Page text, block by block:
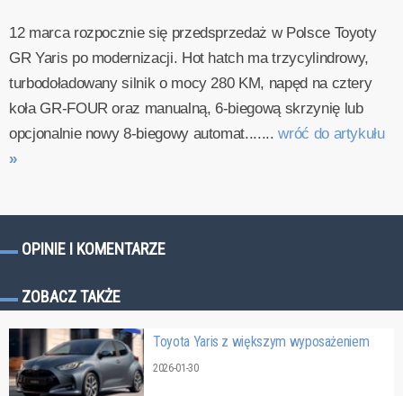
12 marca rozpocznie się przedsprzedaż w Polsce Toyoty
GR Yaris po modernizacji. Hot hatch ma trzycylindrowy,
turbodoładowany silnik o mocy 280 KM, napęd na cztery
koła GR-FOUR oraz manualną, 6-biegową skrzynię lub
opcjonalnie nowy 8-biegowy automat.......wróć do artykułu
»
OPINIE I KOMENTARZE
ZOBACZ TAKŻE
Toyota Yaris z większym wyposażeniem
2026-01-30